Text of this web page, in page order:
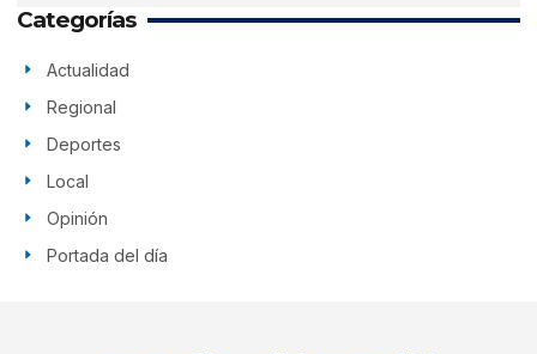
Categorías
Actualidad
Regional
Deportes
Local
Opinión
Portada del día